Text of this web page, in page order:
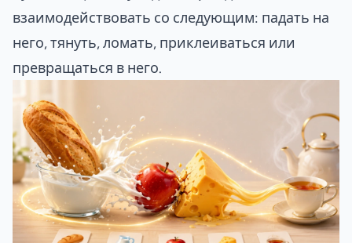
взаимодействовать со следующим: падать на
него, тянуть, ломать, приклеиваться или
превращаться в него.